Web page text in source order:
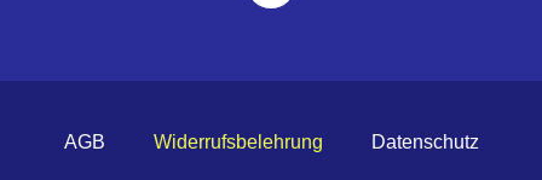
AGB Widerrufsbelehrung Datenschutz